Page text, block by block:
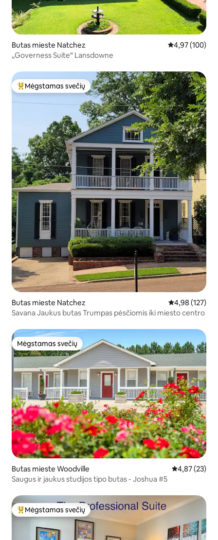
Butas mieste Natchez Vidutinis
4,97 (100)
„Governess Suite“ Lansdowne
Svečių mėgstamiausias
Mėgstamas svečių
Butas mieste Natchez Vidutinis
4,98 (127)
Savana Jaukus butas Trumpas pėsčiomis iki miesto centro
Mėgstamas svečių
Mėgstamas svečių
Butas mieste Woodville Vidutinis
4,87 (23)
Saugus ir jaukus studijos tipo butas - Joshua #5
Svečių mėgstamiausias
Mėgstamas svečių